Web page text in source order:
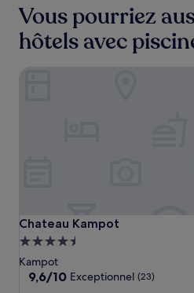
Vous pourriez
hôtels avec
Chateau
Kampot
Chateau Kampot
Chateau Kampot
Hébergement
4.5 étoiles
Kampot
9.6
9,6/10 Exceptionnel (23)
Chateau Kampot